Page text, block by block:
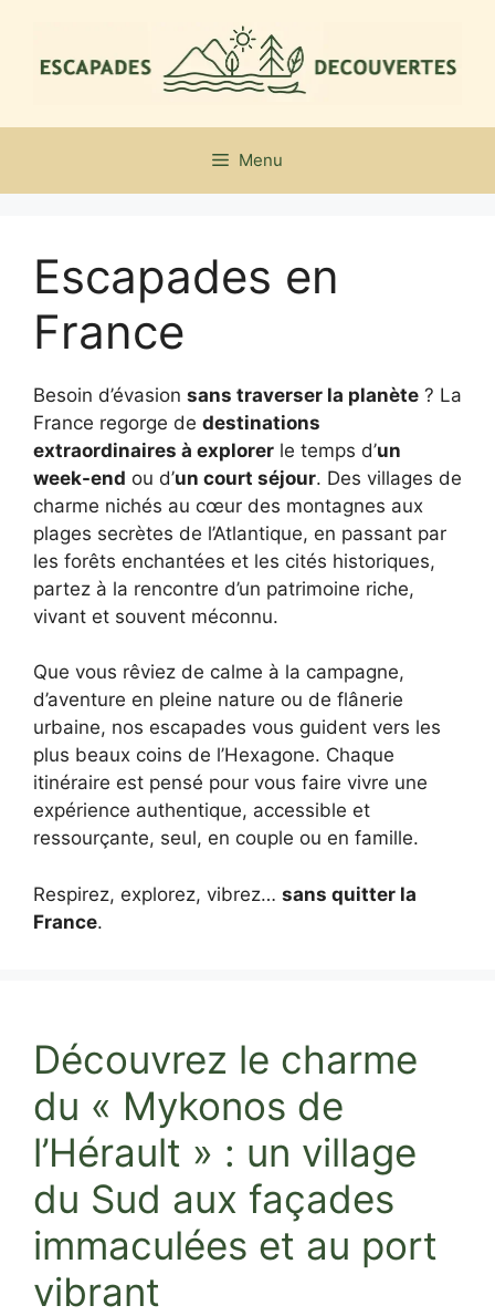
contenu
Menu
Escapades en
France
Besoin d’évasion sans traverser la planète ? La
France regorge de destinations
extraordinaires à explorer le temps d’un
week-end ou d’un court séjour. Des villages de
charme nichés au cœur des montagnes aux
plages secrètes de l’Atlantique, en passant par
les forêts enchantées et les cités historiques,
partez à la rencontre d’un patrimoine riche,
vivant et souvent méconnu.
Que vous rêviez de calme à la campagne,
d’aventure en pleine nature ou de flânerie
urbaine, nos escapades vous guident vers les
plus beaux coins de l’Hexagone. Chaque
itinéraire est pensé pour vous faire vivre une
expérience authentique, accessible et
ressourçante, seul, en couple ou en famille.
Respirez, explorez, vibrez… sans quitter la
France.
Découvrez le charme
du « Mykonos de
l’Hérault » : un village
du Sud aux façades
immaculées et au port
vibrant